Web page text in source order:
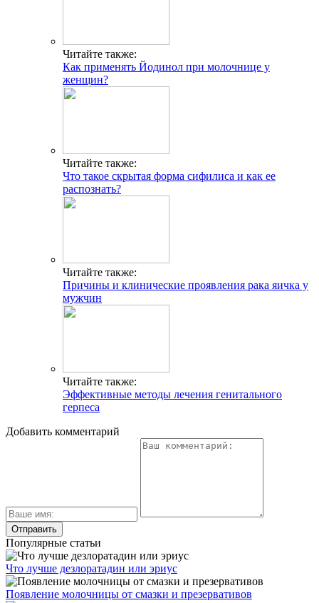
Читайте также:
Как применять Йодинол при молочнице у
женщин?
Читайте также:
Что такое скрытая форма сифилиса и как ее
распознать?
Читайте также:
Причины и клинические проявления рака яичка у
мужчин
Читайте также:
Эффективные методы лечения генитального
герпеса
Добавить комментарий
Популярные статьи
Что лучше дезлоратадин или эриус
Появление молочницы от смазки и презервативов